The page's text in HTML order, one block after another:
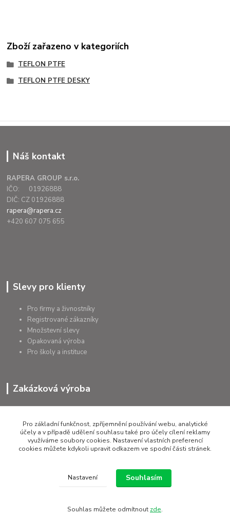
Zboží zařazeno v kategoriích
TEFLON PTFE
TEFLON PTFE DESKY
Náš kontakt
RAPERA GROUP s.r.o.
IČO: 01926888
DIČ: CZ 01926888
rapera@rapera.cz
+420 607 075 655
Slevy pro klienty
Pro firmy a živnostníky
Registrované zákazníky
Množstevní slevy
Opakovaná výroba
Pro školy a instituce
Zakázková výroba
Přířezy na míru
Tolerance dle požadavků
Atesty
Poradenství
Všechna práva vyhrazena RAPERA GROUP s.r.o.
Pro základní funkčnost, zpříjemnění používání webu, analytické
účely a v případě udělení souhlasu také pro účely cílení reklamy
využíváme soubory cookies. Nastavení vlastních preferencí
cookies můžete kdykoli upravit odkazem ve spodní části stránek.
Nastavení Souhlasím
Souhlas můžete odmítnout zde.